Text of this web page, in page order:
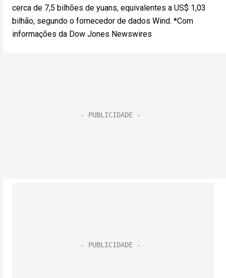
cerca de 7,5 bilhões de yuans, equivalentes a US$ 1,03
bilhão, segundo o fornecedor de dados Wind. *Com
informações da Dow Jones Newswires